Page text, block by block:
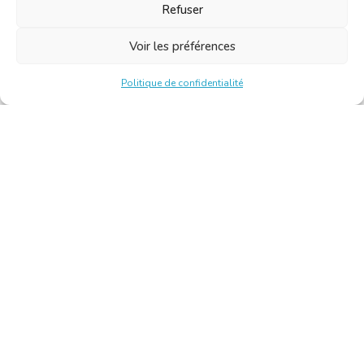
Refuser
Voir les préférences
Politique de confidentialité